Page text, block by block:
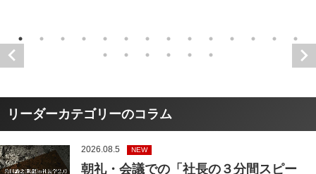
リーダーカテゴリーのコラム
2026.08.5 NEW
朝礼・会議での「社長の３分間スピー